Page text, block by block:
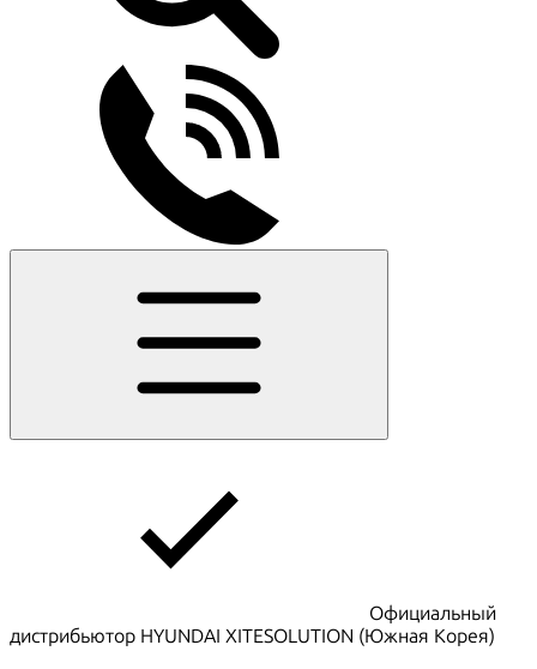
Официальный
дистрибьютор HYUNDAI XITESOLUTION (Южная Корея)